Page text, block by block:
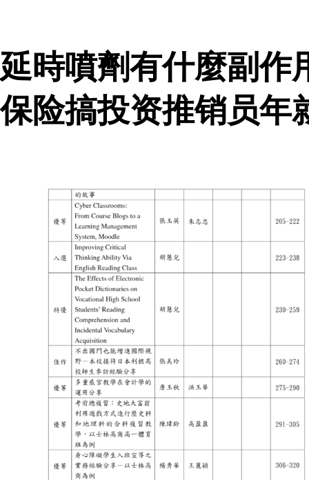
延時噴劑有什麼副作
保险搞投资推销员年